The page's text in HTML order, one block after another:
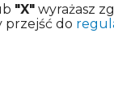
"X" wyrażasz
przejść do